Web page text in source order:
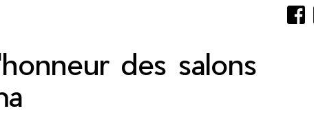
sur

des salons